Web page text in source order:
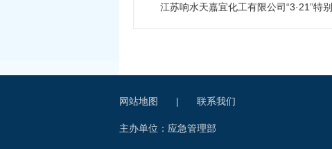
江苏响水天嘉宜化工有限公司“3·21”特
网站地图 | 联系我们
主办单位：应急管理部